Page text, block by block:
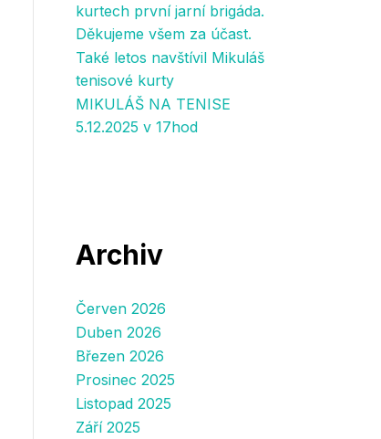
kurtech první jarní brigáda.
Děkujeme všem za účast.
Také letos navštívil Mikuláš
tenisové kurty
MIKULÁŠ NA TENISE
5.12.2025 v 17hod
Archiv
Červen 2026
Duben 2026
Březen 2026
Prosinec 2025
Listopad 2025
Září 2025